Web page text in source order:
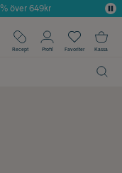
över 649kr
Recept Profil Favoriter Kassa